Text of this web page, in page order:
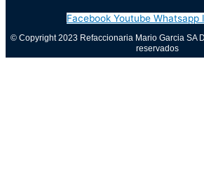
Facebook Youtube Whatsapp
© Copyright 2023 Refaccionaria Mario Garcia SA
reservados